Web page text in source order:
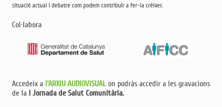
situació actual i debatre com podem contribuir a fer-la créixer.
Col·labora
Accedeix a l'ARXIU AUDIOVISUALon podràs accedir a les gravacions
de la I Jornada de Salut Comunitària.